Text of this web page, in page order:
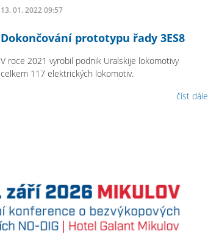
13. 01. 2022 09:57
Dokončování prototypu řady 3ES8
V roce 2021 vyrobil podnik Uralskije lokomotivy
celkem 117 elektrických lokomotiv.
číst dále